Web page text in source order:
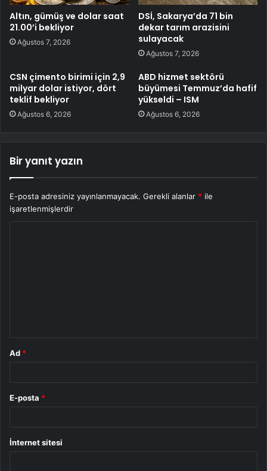
Altın, gümüş ve dolar saat
21.00’i bekliyor
Ağustos 7, 2026
DSİ, Sakarya’da 71 bin
dekar tarım arazisini
sulayacak
Ağustos 7, 2026
CSN çimento birimi için 2,9
milyar dolar istiyor, dört
teklif bekliyor
Ağustos 6, 2026
ABD hizmet sektörü
büyümesi Temmuz’da hafif
yükseldi – ISM
Ağustos 6, 2026
Bir yanıt yazın
E-posta adresiniz yayınlanmayacak. Gerekli alanlar * ile
işaretlenmişlerdir
Ad *
E-posta *
İnternet sitesi